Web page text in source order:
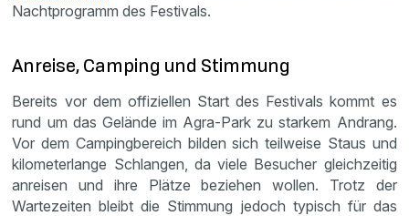
Nachtprogramm des Festivals.
Anreise, Camping und Stimmung
Bereits vor dem offiziellen Start des Festivals kommt es
rund um das Gelände im Agra-Park zu starkem Andrang.
Vor dem Campingbereich bilden sich teilweise Staus und
kilometerlange Schlangen, da viele Besucher gleichzeitig
anreisen und ihre Plätze beziehen wollen. Trotz der
Wartezeiten bleibt die Stimmung jedoch typisch für das